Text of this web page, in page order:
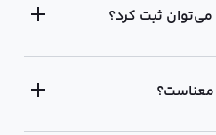
می‌توان ثبت کرد؟
معناست؟